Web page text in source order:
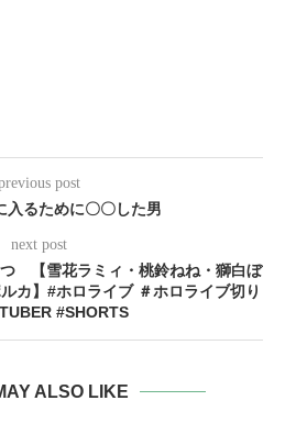
post
入るために〇〇した男
next post
【雪花ラミィ・桃鈴ねね・獅白ぼ
カ】#ホロライブ ＃ホロライブ切り
#SHORTS
ALSO LIKE